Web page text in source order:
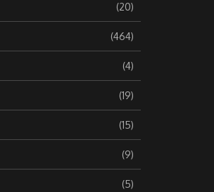
(20)
(464)
(4)
(19)
(15)
(9)
(5)